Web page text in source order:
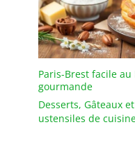
Paris-Brest facile
gourmande
Desserts, Gâteaux
ustensiles de